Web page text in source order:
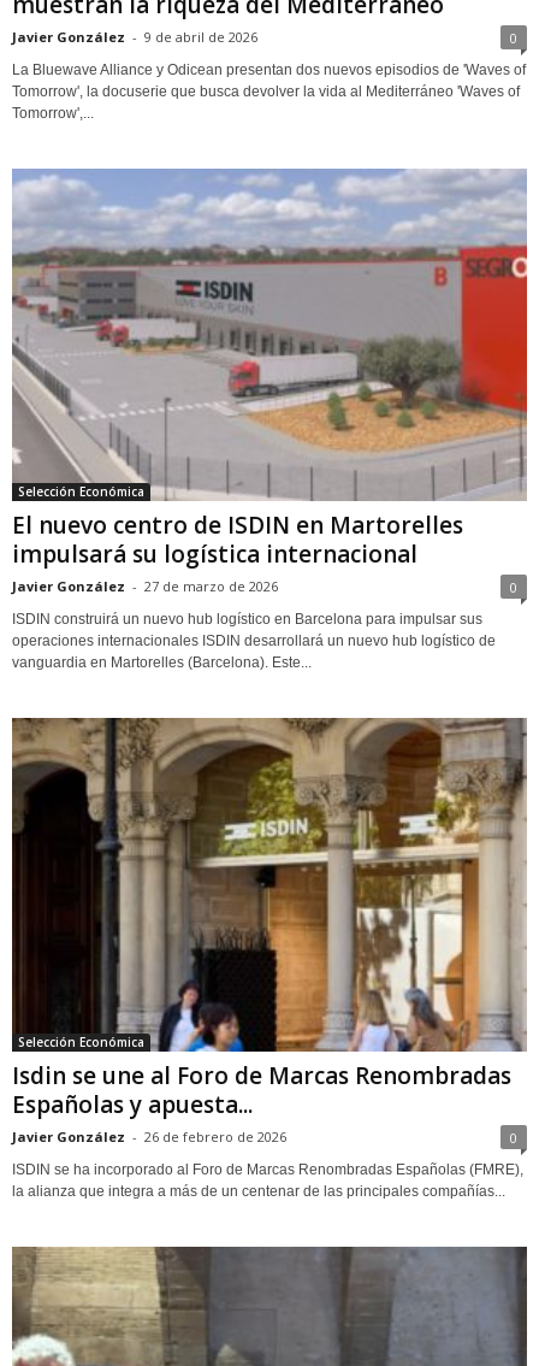
Javier González - 9 de abril de 2026 0
La Bluewave Alliance y Odicean presentan dos nuevos episodios de 'Waves of
Tomorrow', la docuserie que busca devolver la vida al Mediterráneo 'Waves of
Tomorrow',...
Selección Económica
El nuevo centro de ISDIN en Martorelles
impulsará su logística internacional
Javier González - 27 de marzo de 2026 0
ISDIN construirá un nuevo hub logístico en Barcelona para impulsar sus
operaciones internacionales ISDIN desarrollará un nuevo hub logístico de
vanguardia en Martorelles (Barcelona). Este...
Selección Económica
Isdin se une al Foro de Marcas Renombradas
Españolas y apuesta...
Javier González - 26 de febrero de 2026 0
ISDIN se ha incorporado al Foro de Marcas Renombradas Españolas (FMRE),
la alianza que integra a más de un centenar de las principales compañías...